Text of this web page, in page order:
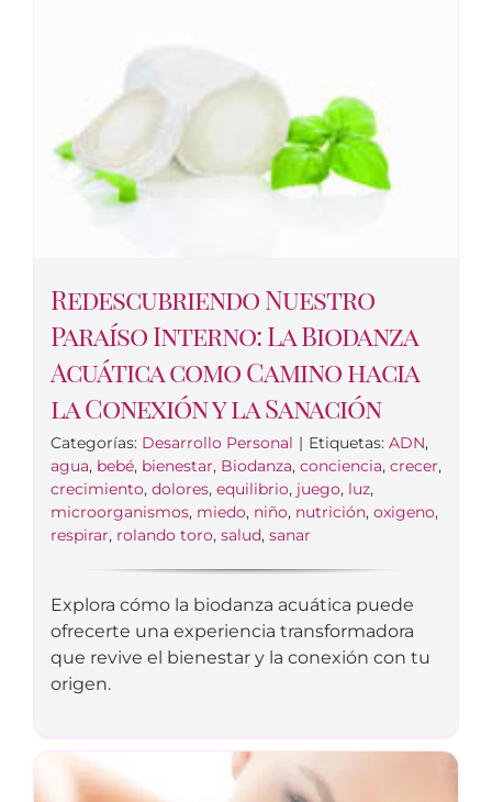
Redescubriendo Nuestro
Paraíso Interno: La Biodanza
Acuática como Camino hacia
la Conexión y la Sanación
Categorías: Desarrollo Personal | Etiquetas: ADN,
agua, bebé, bienestar, Biodanza, conciencia, crecer,
crecimiento, dolores, equilibrio, juego, luz,
microorganismos, miedo, niño, nutrición, oxigeno,
respirar, rolando toro, salud, sanar
Explora cómo la biodanza acuática puede
ofrecerte una experiencia transformadora
que revive el bienestar y la conexión con tu
origen.